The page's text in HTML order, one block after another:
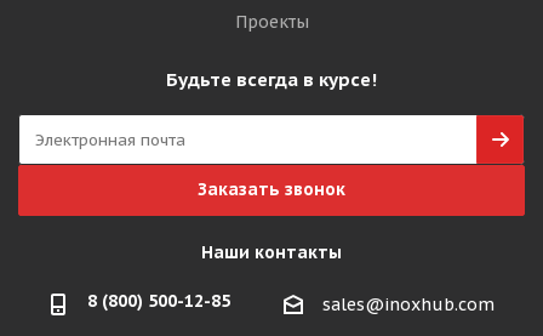
Проекты
Будьте всегда в курсе!
Заказать звонок
Наши контакты
8 (800) 500-12-85 sales@inoxhub.com